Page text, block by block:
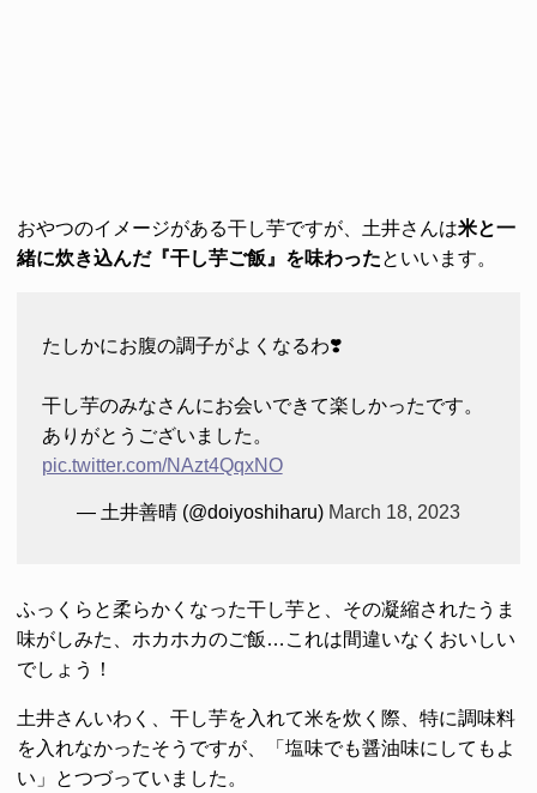
おやつのイメージがある干し芋ですが、土井さんは米と一
緒に炊き込んだ『干し芋ご飯』を味わったといいます。
たしかにお腹の調子がよくなるわ❣️
干し芋のみなさんにお会いできて楽しかったです。
ありがとうございました。
pic.twitter.com/NAzt4QqxNO
— 土井善晴 (@doiyoshiharu) March 18, 2023
ふっくらと柔らかくなった干し芋と、その凝縮されたうま
味がしみた、ホカホカのご飯…これは間違いなくおいしい
でしょう！
土井さんいわく、干し芋を入れて米を炊く際、特に調味料
を入れなかったそうですが、「塩味でも醤油味にしてもよ
い」とつづっていました。